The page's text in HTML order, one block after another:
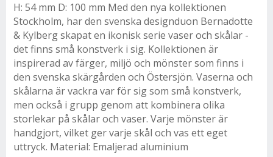
H: 54 mm D: 100 mm Med den nya kollektionen
Stockholm, har den svenska designduon Bernadotte
& Kylberg skapat en ikonisk serie vaser och skålar -
det finns små konstverk i sig. Kollektionen är
inspirerad av färger, miljö och mönster som finns i
den svenska skärgården och Östersjön. Vaserna och
skålarna är vackra var för sig som små konstverk,
men också i grupp genom att kombinera olika
storlekar på skålar och vaser. Varje mönster är
handgjort, vilket ger varje skål och vas ett eget
uttryck. Material: Emaljerad aluminium